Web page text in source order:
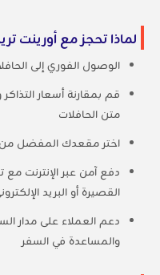
لماذا تحجز مع أورينت
الوصول الفوري إلى
قم بمقارنة أسعار
متن الحافلات
اختر مقعدك المفضل من
دفع آمن عبر الإنترنت مع
القصيرة أو البريد
دعم العملاء على مدار
والمساعدة في السفر